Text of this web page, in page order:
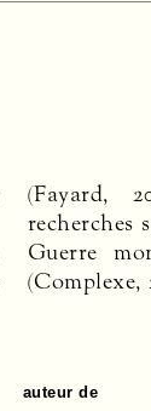
(Fayard, 2004). Elle a
recherches
Guerre
(Complexe,
auteur de